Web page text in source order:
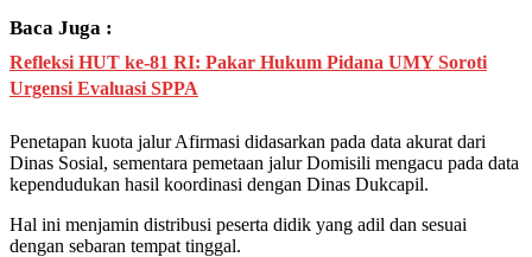
Baca Juga :
Refleksi HUT ke-81 RI: Pakar Hukum Pidana UMY Soroti
Urgensi Evaluasi SPPA
Penetapan kuota jalur Afirmasi didasarkan pada data akurat dari
Dinas Sosial, sementara pemetaan jalur Domisili mengacu pada data
kependudukan hasil koordinasi dengan Dinas Dukcapil.
Hal ini menjamin distribusi peserta didik yang adil dan sesuai
dengan sebaran tempat tinggal.